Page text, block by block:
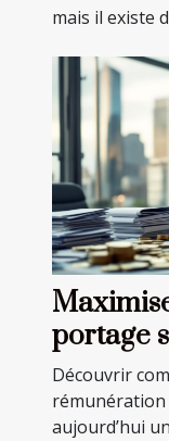
mais il existe
portage
astuces
Découvrir
aujourd’hui